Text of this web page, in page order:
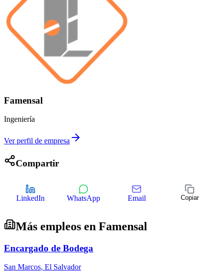
Famensal
Ingeniería
Ver perfil de empresa
Compartir
LinkedIn WhatsApp Email Copiar
Más empleos en Famensal
Encargado de Bodega
San Marcos, El Salvador